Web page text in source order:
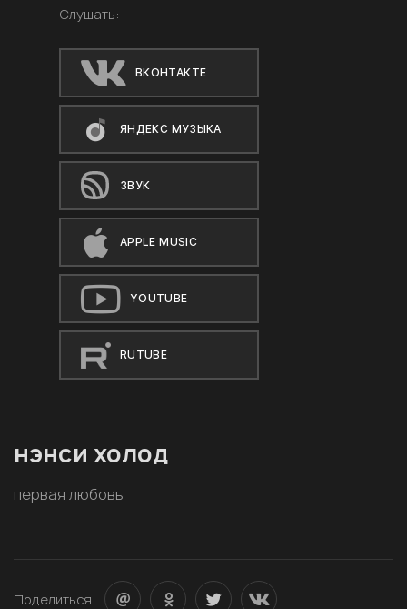
Слушать:
ВКОНТАКТЕ
ЯНДЕКС МУЗЫКА
ЗВУК
APPLE MUSIC
YOUTUBE
RUTUBE
нэнси холод
первая любовь
Поделиться: